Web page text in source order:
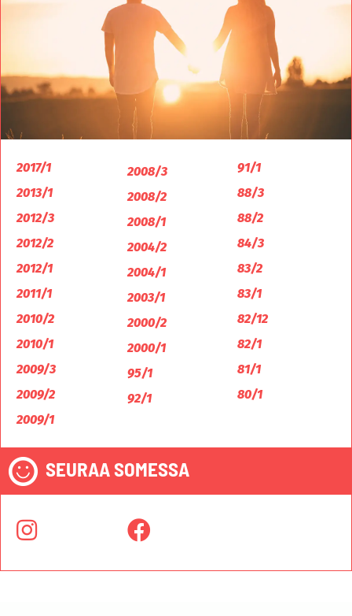
2017/1
2013/1
2012/3
2012/2
2012/1
2011/1
2010/2
2010/1
2009/3
2009/2
2009/1
2008/3
2008/2
2008/1
2004/2
2004/1
2003/1
2000/2
2000/1
95/1
92/1
91/1
88/3
88/2
84/3
83/2
83/1
82/12
82/1
81/1
80/1
SEURAA SOMESSA